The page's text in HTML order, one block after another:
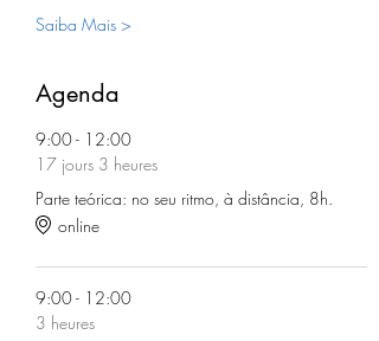
Saiba Mais >
Agenda
9:00 - 12:00
17 jours 3 heures
Parte teórica: no seu ritmo, à distância, 8h.
online
9:00 - 12:00
3 heures